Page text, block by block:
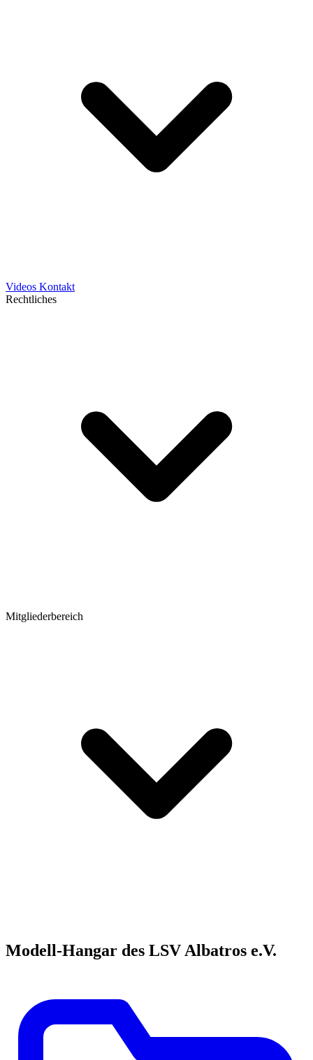
Videos Kontakt
Rechtliches
Mitgliederbereich
Modell-Hangar des LSV Albatros e.V.